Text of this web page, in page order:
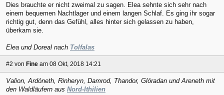
Dies brauchte er nicht zweimal zu sagen. Elea sehnte sich sehr nach
einem bequemen Nachtlager und einem langen Schlaf. Es ging ihr sogar
richtig gut, denn das Gefühl, alles hinter sich gelassen zu haben,
überkam sie.
Elea und Doreal nach Tolfalas
#2 von Fine am 08 Okt, 2018 14:21
Valion, Ardóneth, Rinheryn, Damrod, Thandor, Glóradan und Areneth mit
den Waldläufern aus Nord-Ithilien